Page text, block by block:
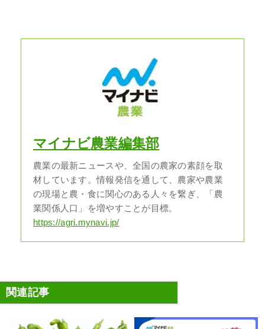
マイナビ農業編集部
農業の最新ニュースや、全国の農家の素顔を取
材しています。情報発信を通して、農家や農業
の現場と農・食に関心のある人々を繋ぎ、「農
業関係人口」を増やすことが目標。
https://agri.mynavi.jp/
関連記事